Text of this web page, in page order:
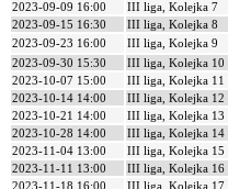
2023-09-09 16:00
III liga, Kolejka 7
2023-09-15 16:30
III liga, Kolejka 8
2023-09-23 16:00
III liga, Kolejka 9
2023-09-30 15:30
III liga, Kolejka 10
2023-10-07 15:00
III liga, Kolejka 11
2023-10-14 14:00
III liga, Kolejka 12
2023-10-21 14:00
III liga, Kolejka 13
2023-10-28 14:00
III liga, Kolejka 14
2023-11-04 13:00
III liga, Kolejka 15
2023-11-11 13:00
III liga, Kolejka 16
2023-11-18 16:00
III liga, Kolejka 17